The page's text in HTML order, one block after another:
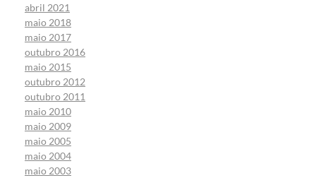
abril 2021
maio 2018
maio 2017
outubro 2016
maio 2015
outubro 2012
outubro 2011
maio 2010
maio 2009
maio 2005
maio 2004
maio 2003